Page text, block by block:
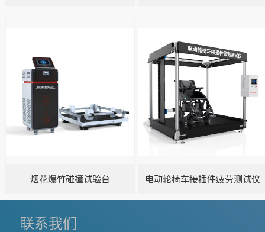
烟花爆竹碰撞试验台 电动轮椅车接插件疲劳测试仪
联系我们